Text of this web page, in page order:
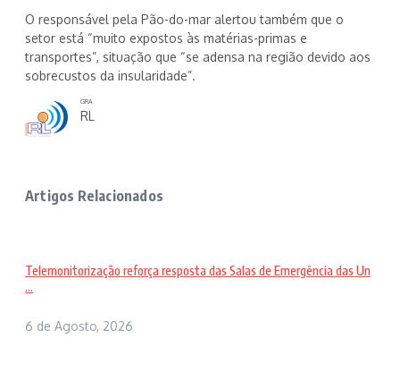
O responsável pela Pão-do-mar alertou também que o
setor está “muito expostos às matérias-primas e
transportes”, situação que “se adensa na região devido aos
sobrecustos da insularidade”.
GRA
RL
Artigos Relacionados
Telemonitorização reforça resposta das Salas de Emergência das Un
...
6 de Agosto, 2026